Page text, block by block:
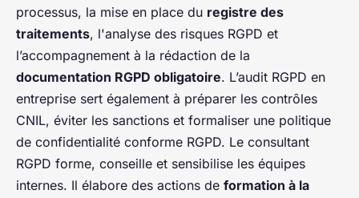
processus, la mise en place du registre des
traitements, l'analyse des risques RGPD et
l’accompagnement à la rédaction de la
documentation RGPD obligatoire. L’audit RGPD en
entreprise sert également à préparer les contrôles
CNIL, éviter les sanctions et formaliser une politique
de confidentialité conforme RGPD. Le consultant
RGPD forme, conseille et sensibilise les équipes
internes. Il élabore des actions de formation à la